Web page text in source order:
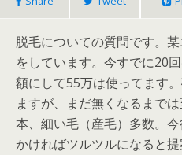
脱毛についての質問です。
をしています。今すでに20
額にして55万は使ってます
ますが、まだ無くなるまで
本、細い毛（産毛）多数。
かければツルツルになると